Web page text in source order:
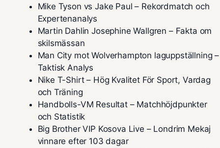
Mike Tyson vs Jake Paul – Rekordmatch och
Expertenanalys
Martin Dahlin Josephine Wallgren – Fakta om
skilsmässan
Man City mot Wolverhampton laguppställning –
Taktisk Analys
Nike T-Shirt – Hög Kvalitet För Sport, Vardag
och Träning
Handbolls-VM Resultat – Matchhöjdpunkter
och Statistik
Big Brother VIP Kosova Live – Londrim Mekaj
vinnare efter 103 dagar